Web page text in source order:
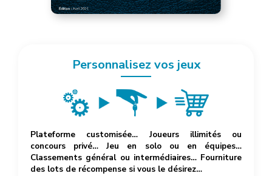
Personnalisez vos jeux
Plateforme customisée… Joueurs illimités ou
concours privé… Jeu en solo ou en équipes…
Classements général ou intermédiaires… Fourniture
des lots de récompense si vous le désirez…